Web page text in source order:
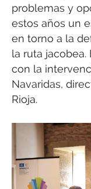
problemas y
estos años un
en torno a la
la ruta
con la
Navaridas,
Rioja.